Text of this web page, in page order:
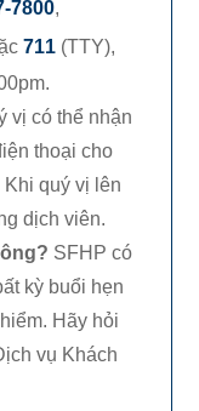
7800,
711 (TTY),
vị có thể nhận
thoại cho
quý vị lên
dịch viên.
SFHP có
kỳ buổi hẹn
Hãy hỏi
vụ Khách